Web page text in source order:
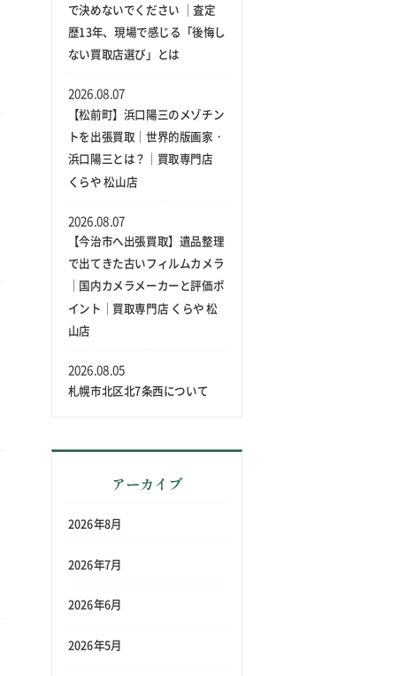
で決めないでください ｜査定
歴13年、現場で感じる「後悔し
ない買取店選び」とは
【松前町】浜口陽三のメゾチン
トを出張買取｜世界的版画家・
浜口陽三とは？｜買取専門店
くらや 松山店
2026.08.07
【今治市へ出張買取】遺品整理
で出てきた古いフィルムカメラ
｜国内カメラメーカーと評価ポ
イント｜買取専門店 くらや 松
山店
2026.08.07
札幌市北区北7条西について
2026.08.05
アーカイブ
2026年8月
2026年7月
2026年6月
2026年5月